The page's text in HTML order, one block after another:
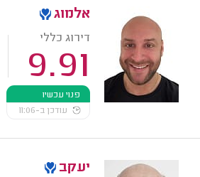
אלמוג
דירוג כללי
9.91
פנוי עכשיו
עודכן ב-11:06
יעקב